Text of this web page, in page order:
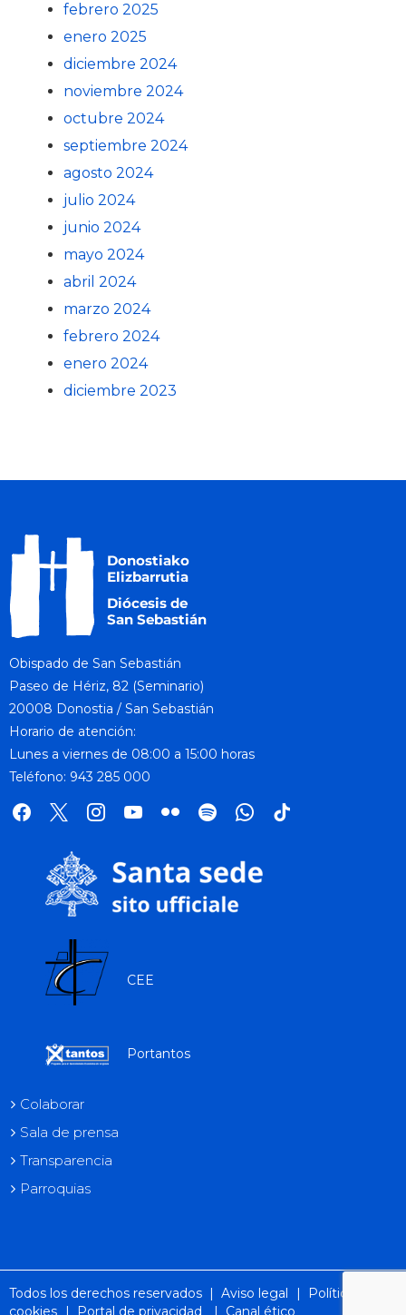
febrero 2025
enero 2025
diciembre 2024
noviembre 2024
octubre 2024
septiembre 2024
agosto 2024
julio 2024
junio 2024
mayo 2024
abril 2024
marzo 2024
febrero 2024
enero 2024
diciembre 2023
Obispado de San Sebastián
Paseo de Hériz, 82 (Seminario)
20008 Donostia / San Sebastián
Horario de atención:
Lunes a viernes de 08:00 a 15:00 horas
Teléfono: 943 285 000
facebook
x instagramyoutube
flickr spotifywhatsapp
tik
CEE
Portantos
Colaborar
Sala de prensa
Transparencia
Parroquias
Todos los derechos reservados | Aviso legal |
Política de
cookies
| Portal de privacidad | Canal ético